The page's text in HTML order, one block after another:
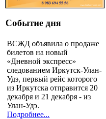
Событие дня
ВСЖД объявила о продаже
билетов на новый
«Дневной экспресс»
следованием Иркутск-Улан-
Удэ, первый рейс которого
из Иркутска отправится 20
декабря и 21 декабря - из
Улан-Удэ.
Подробнее...